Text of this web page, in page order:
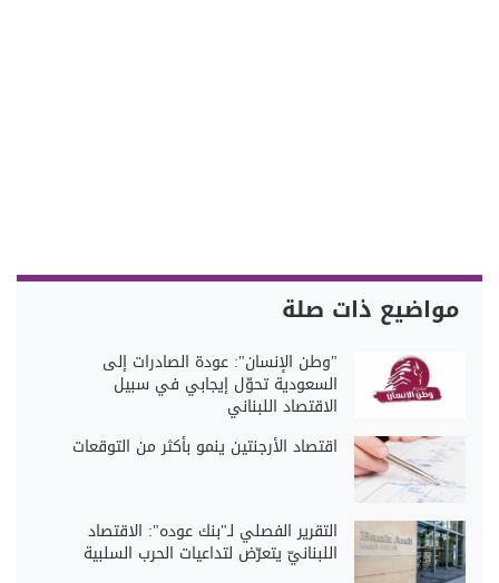
مواضيع ذات صلة
"وطن الإنسان": عودة الصادرات إلى
السعودية تحوّل إيجابي في سبيل
الاقتصاد اللبناني
اقتصاد الأرجنتين ينمو بأكثر من التوقعات
التقرير الفصلي لـ"بنك عوده": الاقتصاد
اللبنانيّ يتعرّض لتداعيات الحرب السلبية